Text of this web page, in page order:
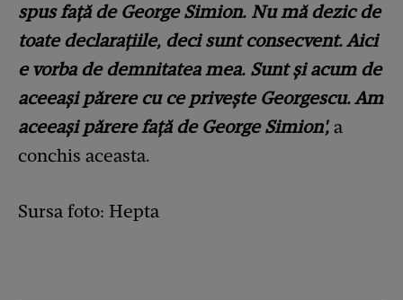
spus față de George Simion. Nu mă dezic de
toate declarațiile, deci sunt consecvent. Aici
e vorba de demnitatea mea. Sunt și acum de
aceeași părere cu ce privește Georgescu. Am
aceeași părere față de George Simion', a
conchis aceasta.
Sursa foto: Hepta